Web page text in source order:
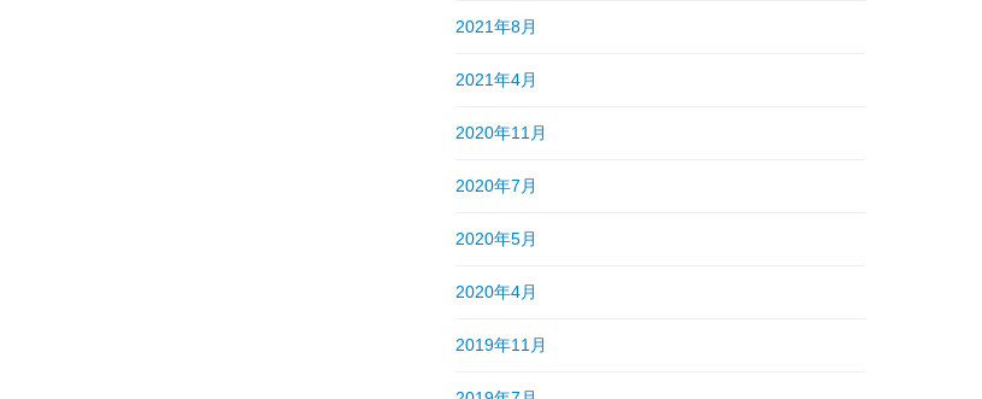
2021年8月
2021年4月
2020年11月
2020年7月
2020年5月
2020年4月
2019年11月